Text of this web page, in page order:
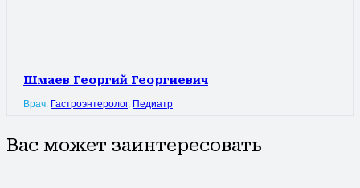
Шмаев Георгий Георгиевич
Врач: Гастроэнтеролог, Педиатр
Вас может заинтересовать